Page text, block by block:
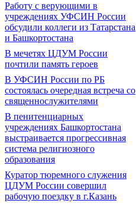
Работу с верующими в
учреждениях УФСИН России
обсудили коллеги из Татарстана
и Башкортостана
В мечетях ЦДУМ России
почтили память героев
В УФСИН России по РБ
состоялась очередная встреча со
священнослужителями
В пенитенциарных
учреждениях Башкортостана
выстраивается прогрессивная
система религиозного
образования
Куратор тюремного служения
ЦДУМ России совершил
рабочую поездку в г.Казань